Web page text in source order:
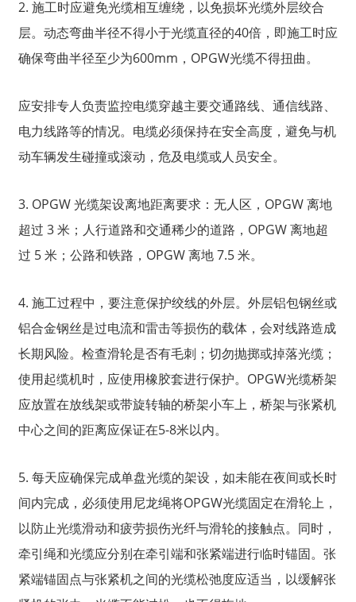
2. 施工时应避免光缆相互缠绕，以免损坏光缆外层绞合
层。动态弯曲半径不得小于光缆直径的40倍，即施工时应
确保弯曲半径至少为600mm，OPGW光缆不得扭曲。
应安排专人负责监控电缆穿越主要交通路线、通信线路、
电力线路等的情况。电缆必须保持在安全高度，避免与机
动车辆发生碰撞或滚动，危及电缆或人员安全。
3. OPGW 光缆架设离地距离要求：无人区，OPGW 离地
超过 3 米；人行道路和交通稀少的道路，OPGW 离地超
过 5 米；公路和铁路，OPGW 离地 7.5 米。
4. 施工过程中，要注意保护绞线的外层。外层铝包钢丝或
铝合金钢丝是过电流和雷击等损伤的载体，会对线路造成
长期风险。检查滑轮是否有毛刺；切勿抛掷或掉落光缆；
使用起缆机时，应使用橡胶套进行保护。OPGW光缆桥架
应放置在放线架或带旋转轴的桥架小车上，桥架与张紧机
中心之间的距离应保证在5-8米以内。
5. 每天应确保完成单盘光缆的架设，如未能在夜间或长时
间内完成，必须使用尼龙绳将OPGW光缆固定在滑轮上，
以防止光缆滑动和疲劳损伤光纤与滑轮的接触点。同时，
牵引绳和光缆应分别在牵引端和张紧端进行临时锚固。张
紧端锚固点与张紧机之间的光缆松弛度应适当，以缓解张